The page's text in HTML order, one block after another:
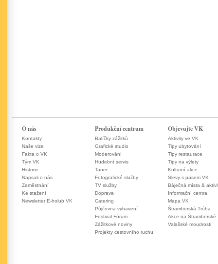
O nás
Kontakty
Naše vize
Fakta o VK
Tým VK
Historie
Napsali o nás
Zaměstnání
Ke stažení
Newsletter E-holub VK
Produkční centrum
Balíčky zážitků
Grafické studio
Moderování
Hudební servis
Tanec
Fotografické služby
TV služby
Doprava
Catering
Půjčovna vybavení
Festival Fórum
Zážitkové noviny
Projekty cestovního ruchu
Objevujte VK
Aktivity ve VK
Tipy ubytování
Tipy restaurace
Tipy na výlety
Kulturní akce
Slevy s pasem VK
Báječná místa &
Informační centra
Mapa VK
Štramberská Trúba
Akce na Štramberské
Valašské moudrosti